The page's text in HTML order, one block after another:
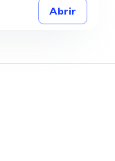
Abrir